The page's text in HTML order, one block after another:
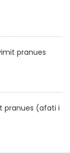
pranues
pranues (afati i